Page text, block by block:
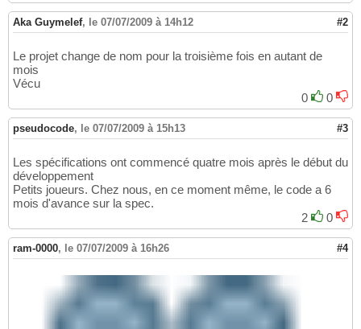
Aka Guymelef, le 07/07/2009 à 14h12 #2
Le projet change de nom pour la troisième fois en autant de
mois
Vécu
0
0
pseudocode, le 07/07/2009 à 15h13 #3
Les spécifications ont commencé quatre mois après le début du
développement
Petits joueurs. Chez nous, en ce moment même, le code a 6
mois d'avance sur la spec.
2
0
ram-0000, le 07/07/2009 à 16h26 #4